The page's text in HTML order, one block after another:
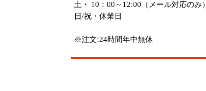
土・ 10：00～12:00（メール対応のみ）
日/祝・休業日
※注文:24時間年中無休